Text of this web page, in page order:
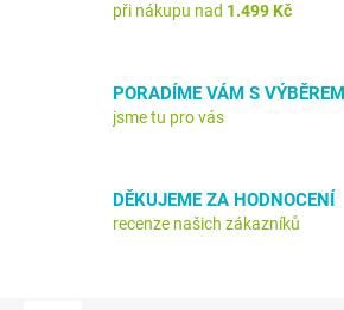
při nákupu nad 1.499 Kč
PORADÍME VÁM S VÝBĚREM
jsme tu pro vás
DĚKUJEME ZA HODNOCENÍ
recenze našich zákazníků